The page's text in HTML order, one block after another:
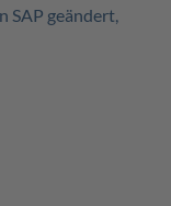
SAP geändert,